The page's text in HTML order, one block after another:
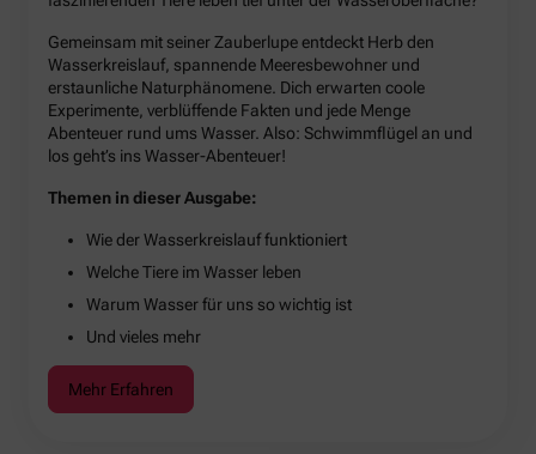
Gemeinsam mit seiner Zauberlupe entdeckt Herb den
Wasserkreislauf, spannende Meeresbewohner und
erstaunliche Naturphänomene. Dich erwarten coole
Experimente, verblüffende Fakten und jede Menge
Abenteuer rund ums Wasser. Also: Schwimmflügel an und
los geht’s ins Wasser-Abenteuer!
Themen in dieser Ausgabe:
Wie der Wasserkreislauf funktioniert
Welche Tiere im Wasser leben
Warum Wasser für uns so wichtig ist
Und vieles mehr
Mehr Erfahren